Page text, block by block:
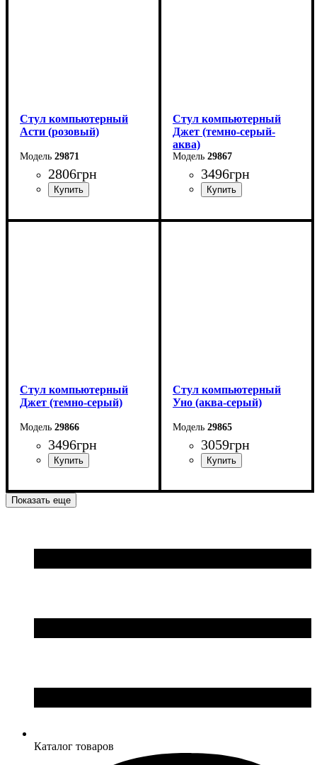
Стул компьютерный
Асти (розовый)
29871
2806грн
Стул компьютерный
Джет (темно-серый-
аква)
29867
3496грн
Стул компьютерный
Джет (темно-серый)
29866
3496грн
Стул компьютерный
Уно (аква-серый)
29865
3059грн
Показать еще
Каталог товаров